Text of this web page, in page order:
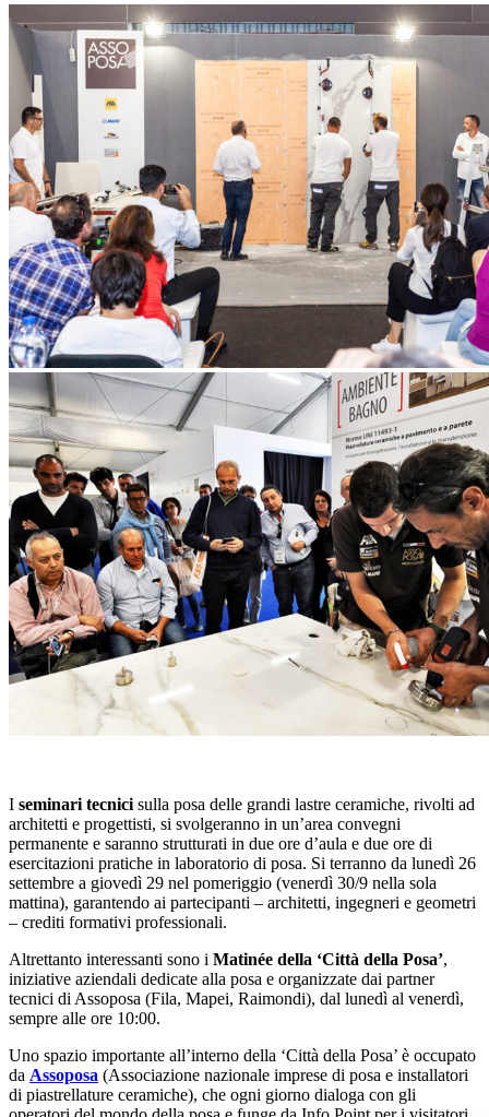
I seminari tecnici sulla posa delle grandi lastre ceramiche, rivolti ad
architetti e progettisti, si svolgeranno in un’area convegni
permanente e saranno strutturati in due ore d’aula e due ore di
esercitazioni pratiche in laboratorio di posa. Si terranno da lunedì 26
settembre a giovedì 29 nel pomeriggio (venerdì 30/9 nella sola
mattina), garantendo ai partecipanti – architetti, ingegneri e geometri
– crediti formativi professionali.
Altrettanto interessanti sono i Matinée della ‘Città della Posa’,
iniziative aziendali dedicate alla posa e organizzate dai partner
tecnici di Assoposa (Fila, Mapei, Raimondi), dal lunedì al venerdì,
sempre alle ore 10:00.
Uno spazio importante all’interno della ‘Città della Posa’ è occupato
da Assoposa (Associazione nazionale imprese di posa e installatori
di piastrellature ceramiche), che ogni giorno dialoga con gli